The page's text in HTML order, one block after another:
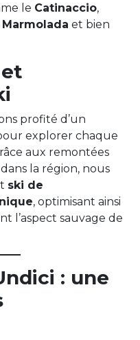
le Catinaccio,
Marmolada et bien
profité d’un
explorer chaque
aux remontées
la région, nous
ski de
, optimisant ainsi
l’aspect sauvage de
: une